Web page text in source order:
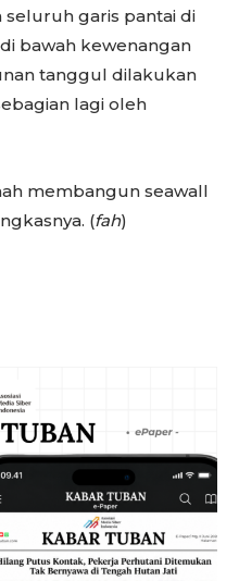
seluruh garis pantai di
bawah kewenangan
tanggul dilakukan
lagi oleh
membangun seawall
(fah)